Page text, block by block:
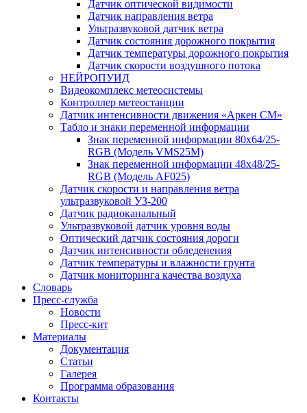
Датчик оптической видимости
Датчик направления ветра
Ультразвуковой датчик ветра
Датчик состояния дорожного покрытия
Датчик температуры дорожного покрытия
Датчик скорости воздушного потока
НЕЙРОПУИД
Видеокомплекс метеосистемы
Контроллер метеостанции
Датчик интенсивности движения «Аркен СМ»
Табло и знаки переменной информации
Знак переменной информации 80х64/25-
RGB (Модель VMS25M)
Знак переменной информации 48х48/25-
RGB (Модель АF025)
Датчик скорости и направления ветра
ультразвуковой УЗ-200
Датчик радиоканальный
Ультразвуковой датчик уровня воды
Оптический датчик состояния дороги
Датчик интенсивности обледенения
Датчик температуры и влажности грунта
Датчик мониторинга качества воздуха
Словарь
Пресс-служба
Новости
Пресс-кит
Материалы
Документация
Статьи
Галерея
Программа образования
Контакты